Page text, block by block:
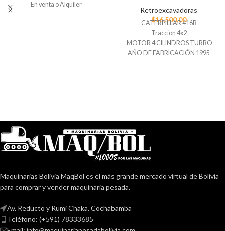
En venta o Alquiler
Retroexcavadoras
$16.500,00
CATERPILLAR 416B
Traccion 4x2
MOTOR 4 CILINDROS TURBO
AÑO DE FABRICACIÓN 1995
Maquinarias Bolivia MaqBol es el más grande mercado virtual de Bolivia
para comprar y vender maquinaria pesada.
Av. Reducto y Rumi Chaka. Cochabamba
Teléfono: (+591) 78333685